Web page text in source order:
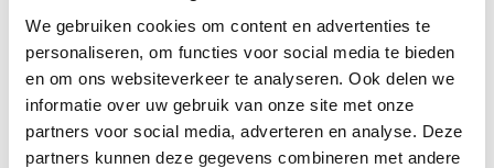
We gebruiken cookies om content en advertenties te
personaliseren, om functies voor social media te bieden
en om ons websiteverkeer te analyseren. Ook delen we
informatie over uw gebruik van onze site met onze
partners voor social media, adverteren en analyse. Deze
partners kunnen deze gegevens combineren met andere
Gemeinschaft
Ostbelgien anerkannt
um dich hier als
BetriebsleiterIn
niederzulassen.